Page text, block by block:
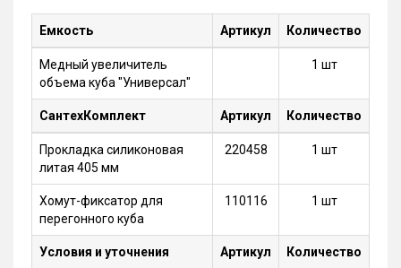
Емкость Артикул Количество
Медный увеличитель
объема куба "Универсал"
1 шт
СантехКомплект Артикул Количество
Прокладка силиконовая
литая 405 мм
220458 1 шт
Хомут-фиксатор для
перегонного куба
110116 1 шт
Условия и уточнения Артикул Количество